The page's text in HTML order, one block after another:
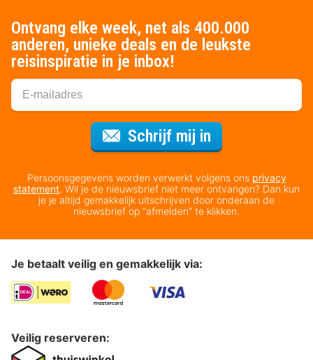
Ontvang elke week, net als 400.000
anderen, unieke deals en de leukste
reisinspiratie in je inbox!
Schrijf mij in
Persoonsgegevens worden verwerkt volgens ons privacy
statement. Wil je de nieuwsbrief niet meer ontvangen? Dan kun
je je altijd gemakkelijk uitschrijven door onderaan de
nieuwsbrief op “afmelden” te klikken.
Je betaalt veilig en gemakkelijk via:
Veilig reserveren: